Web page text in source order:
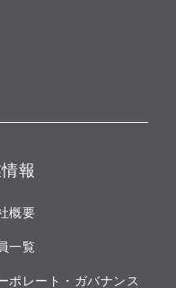
報
概要
一覧
ポレート・ガバナンス